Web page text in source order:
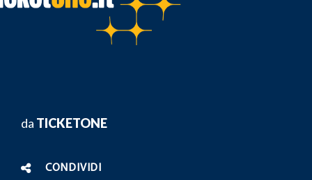
da TICKETONE
CONDIVIDI